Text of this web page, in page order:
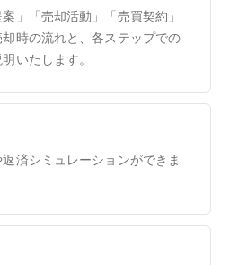
」「売却活動」「売買契約」
時の流れと、各ステップでの
いたします。
済シミュレーションができま